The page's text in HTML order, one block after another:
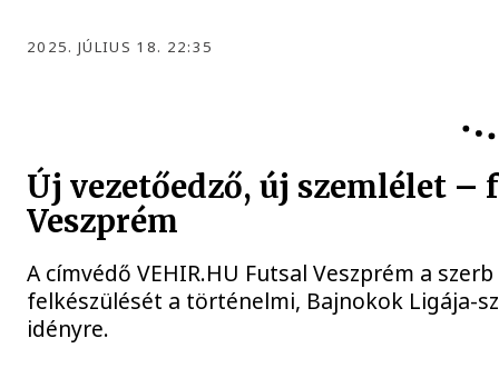
2025. JÚLIUS 18. 22:35
Új vezetőedző, új szemlélet –
Veszprém
A címvédő VEHIR.HU Futsal Veszprém a
felkészülését a történelmi, Bajnokok Ligája-
idényre.